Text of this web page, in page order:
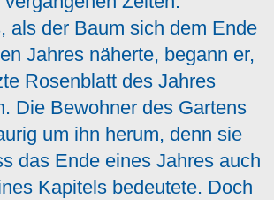
als der Baum sich dem Ende
Jahres näherte, begann er,
Rosenblatt des Jahres
Die Bewohner des Gartens
um ihn herum, denn sie
das Ende eines Jahres auch
Kapitels bedeutete. Doch